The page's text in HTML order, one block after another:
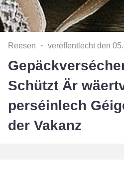
Reesen ・ verëffentlecht den
Schützt Är
perséinlech
der Vakanz